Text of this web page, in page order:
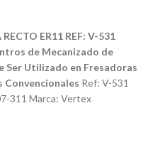
ER11 REF: V-531
de Mecanizado de
Ser Utilizado en Fresadoras
Convencionales Ref: V-531
311 Marca: Vertex